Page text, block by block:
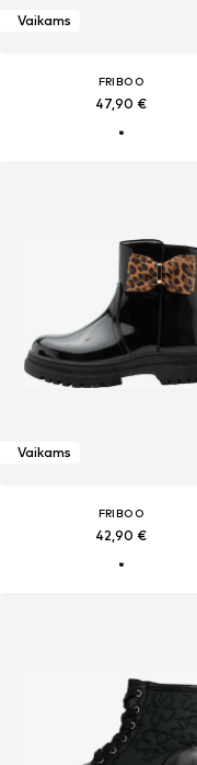
Vaikams
FRIBOO
47,90 €
Vaikams
FRIBOO
42,90 €